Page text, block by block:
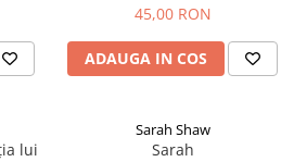
45,00 RON
ADAUGA IN COS
lui
Sarah Shaw
Sarah